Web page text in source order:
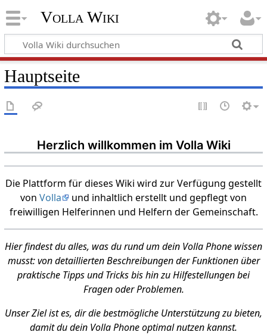
Volla Wiki
Hauptseite
Herzlich willkommen im Volla Wiki
Die Plattform für dieses Wiki wird zur Verfügung gestellt
von Volla
und inhaltlich erstellt und gepflegt von
freiwilligen Helferinnen und Helfern der Gemeinschaft.
Hier findest du alles, was du rund um dein Volla Phone wissen
musst: von detaillierten Beschreibungen der Funktionen über
praktische Tipps und Tricks bis hin zu Hilfestellungen bei
Fragen oder Problemen.
Unser Ziel ist es, dir die bestmögliche Unterstützung zu bieten,
damit du dein Volla Phone optimal nutzen kannst.